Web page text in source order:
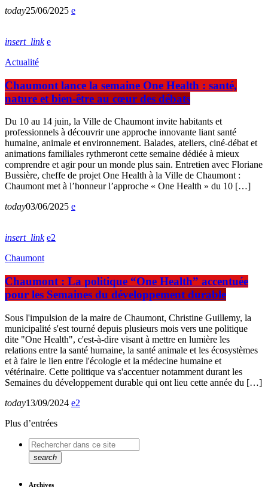
today25/06/2025
insert_link
Actualité
Chaumont lance la semaine One Health : santé,
nature et bien-être au cœur des débats
Du 10 au 14 juin, la Ville de Chaumont invite habitants et
professionnels à découvrir une approche innovante liant santé
humaine, animale et environnement. Balades, ateliers, ciné-débat et
animations familiales rythmeront cette semaine dédiée à mieux
comprendre et agir pour un monde plus sain. Entretien avec Floriane
Bussière, cheffe de projet One Health à la Ville de Chaumont :
Chaumont met à l’honneur l’approche « One Health » du 10 […]
today03/06/2025
insert_link
2
Chaumont
Chaumont : La politique “One Health” accentuée
pour les Semaines du développement durable
Sous l'impulsion de la maire de Chaumont, Christine Guillemy, la
municipalité s'est tourné depuis plusieurs mois vers une politique
dite "One Health", c'est-à-dire visant à mettre en lumière les
relations entre la santé humaine, la santé animale et les écosystèmes
et à faire le lien entre l'écologie et la médecine humaine et
vétérinaire. Cette politique va s'accentuer notamment durant les
Semaines du développement durable qui ont lieu cette année du […]
today13/09/2024
2
Plus d’entrées
search
Archives